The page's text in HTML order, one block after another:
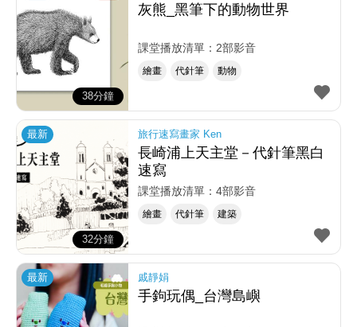
38分鐘
灰熊_黑筆下的動物世界
課堂播放清單：2部影音
繪畫 代針筆 動物
最新
32分鐘
旅行速寫畫家 Ken
長崎浦上天主堂－代針筆黑白
速寫
課堂播放清單：4部影音
繪畫 代針筆 建築
最新 戚靜娟
手鉤玩偶_台灣島嶼